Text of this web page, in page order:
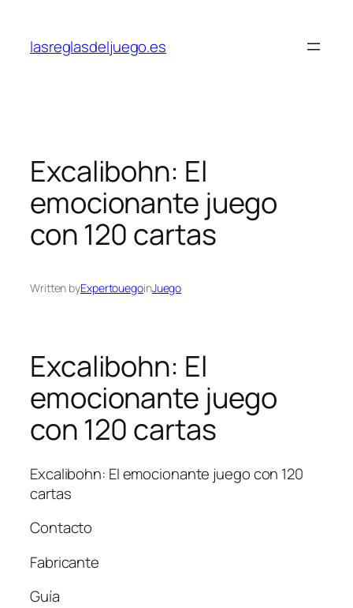
content
lasreglasdeljuego.es
Excalibohn: El
emocionante juego
con 120 cartas
Written byExpertouegoinJuego
Excalibohn: El
emocionante juego
con 120 cartas
Excalibohn: El emocionante juego con 120
cartas
Contacto
Fabricante
Guía